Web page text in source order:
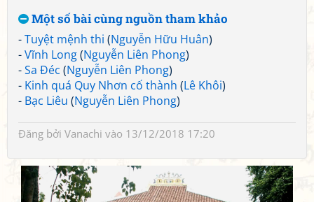
Một số bài cùng nguồn tham khảo
-Tuyệt mệnh thi (Nguyễn Hữu Huân)
-Vĩnh Long(Nguyễn Liên Phong)
-Sa Đéc (Nguyễn Liên Phong)
- Kinh quá Quy Nhơn cố thành (Lê Khôi)
- Bạc Liêu (Nguyễn Liên Phong)
Đăng bởi Vanachi vào 13/12/2018 17:20